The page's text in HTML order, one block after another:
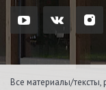
Все материалы/